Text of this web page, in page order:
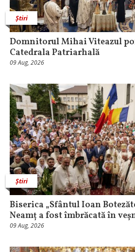
Știri
Domnitorul Mihai Viteazul
Catedrala Patriarhală
09 Aug, 2026
Știri
Biserica „Sfântul Ioan
Neamț a fost îmbrăcată în
09 Aug, 2026